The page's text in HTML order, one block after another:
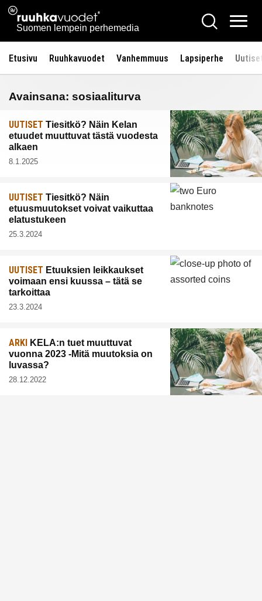
Siirry
sisältöön
Ruuhkavuodet.fi
Suomen lempein perhemedia
Hae
Etusivu Ruuhkavuodet Vanhemmuus Lapsiperhe
Avainsana: sosiaaliturva
UUTISET Tiesitkö? Näin Kelan
etuudet muuttuvat tästä vuodesta
alkaen
8.1.2025
UUTISET Tiesitkö? Näin
etuusmuutokset voivat vaikuttaa
elatustukeen
25.3.2024
UUTISET Etuuksien leikkaukset
voimaan ensi kuussa – tätä se
tarkoittaa
23.3.2024
ARKI KELA:n tuet muuttuvat
vuonna 2023 -Mitä muutoksia on
luvassa?
28.12.2022